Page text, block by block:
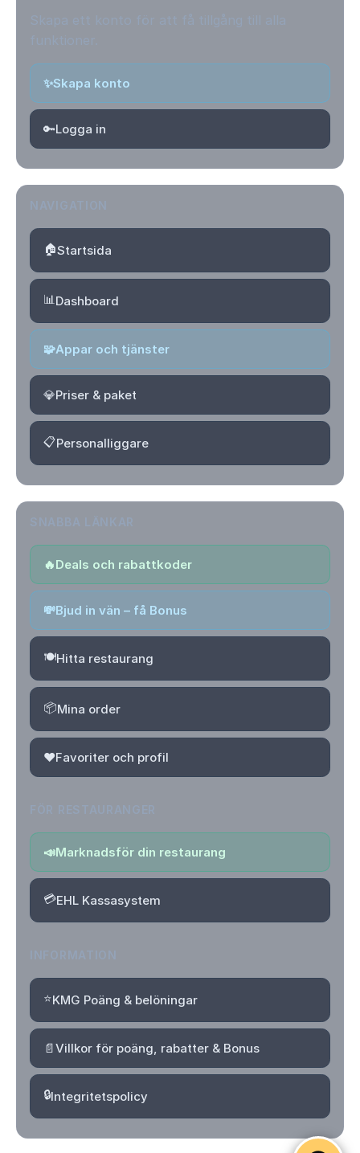
✨Skapa konto
🔑Logga in
🏠Startsida
📊Dashboard
🧩Appar och tjänster
💎Priser & paket
📋Personalliggare
🔥Deals och rabattkoder
💸Bjud in vän – få Bonus
🍽️Hitta restaurang
📦Mina order
❤️Favoriter och profil
📣Marknadsför din restaurang
💳EHL Kassasystem
⭐KMG Poäng & belöningar
📄Villkor för poäng, rabatter & Bonus
🔒Integritetspolicy